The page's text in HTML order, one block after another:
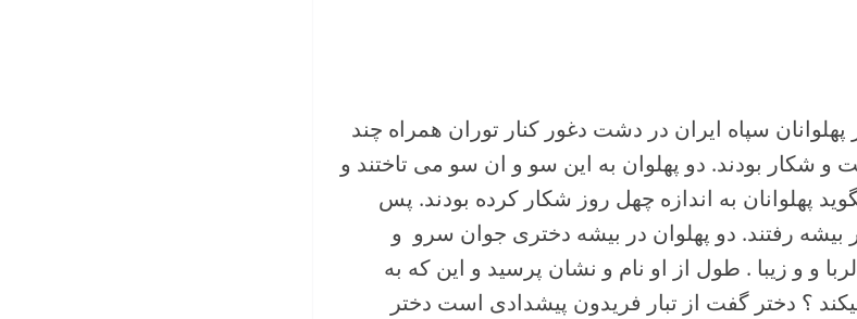
سپاه ایران در دشت دغور کنار توران همراه چند
و شکار بودند. دو پهلوان به این سو و ان سو می تاختند و
پهلوانان به اندازه چهل روز شکار کرده بودند. پس
بیشه رفتند. دو پهلوان در بیشه دختری جوان سرو و
و و زیبا . طول از او نام و نشان پرسید و این که به
؟ دختر گفت از تبار فریدون پیشدادی است دختر